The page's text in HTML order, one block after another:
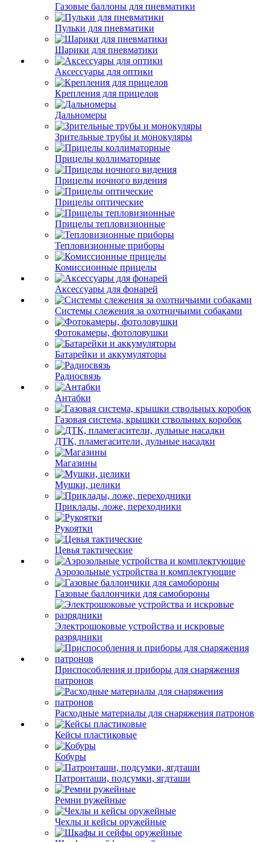
Газовые баллоны для пневматики
Пульки для пневматики
Шарики для пневматики
Аксессуары для оптики
Крепления для прицелов
Дальномеры
Зрительные трубы и монокуляры
Прицелы коллиматорные
Прицелы ночного видения
Прицелы оптические
Прицелы тепловизионные
Тепловизионные приборы
Комиссионные прицелы
Аксессуары для фонарей
Системы слежения за охотничьими собаками
Фотокамеры, фотоловушки
Батарейки и аккумуляторы
Радиосвязь
Антабки
Газовая система, крышки ствольных коробок
ДТК, пламегасители, дульные насадки
Магазины
Мушки, целики
Приклады, ложе, переходники
Рукоятки
Цевья тактические
Аэрозольные устройства и комплектующие
Газовые баллончики для самобороны
Электрошоковые устройства и искровые
разрядники
Приспособления и приборы для снаряжения
патронов
Расходные материалы для снаряжения патронов
Кейсы пластиковые
Кобуры
Патронташи, подсумки, ягдташи
Ремни ружейные
Чехлы и кейсы оружейные